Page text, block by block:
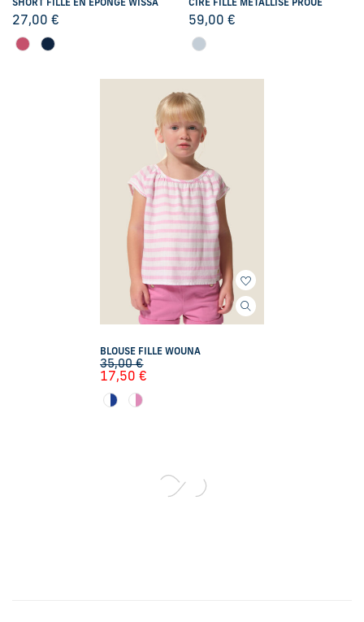
SHORT FILLE EN ÉPONGE WISSA
27,00 €
CIRÉ FILLE MÉTALLISÉ PROUE
59,00 €
BLOUSE FILLE WOUNA
35,00€
17,50€